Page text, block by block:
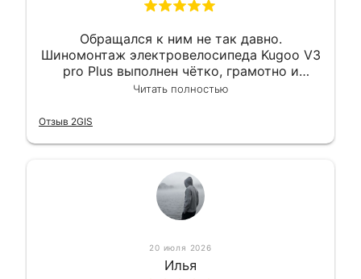
Обращался к ним не так давно.
Шиномонтаж электровелосипеда Kugoo V3
pro Plus выполнен чётко, грамотно и
квалифицированно. Всё сделано
Читать полностью
Отзыв 2GIS
20 июля 2026
Илья